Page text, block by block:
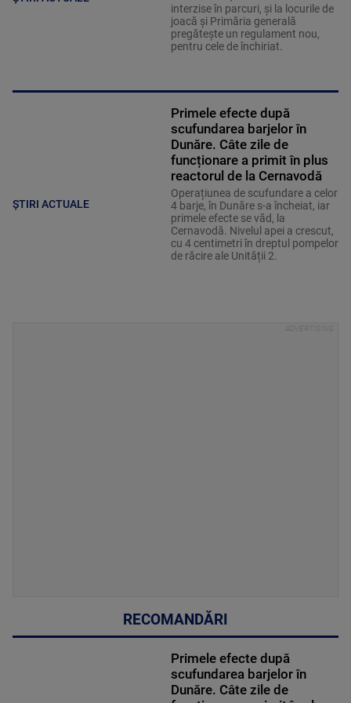
interzise în parcuri, și la locurile de
joacă și Primăria generală
pregătește un regulament nou,
pentru cele de închiriat.
ȘTIRI ACTUALE
Primele efecte după
scufundarea barjelor în
Dunăre. Câte zile de
funcționare a primit în plus
reactorul de la Cernavodă
Operațiunea de scufundare a celor
4 barje, în Dunăre s-a încheiat, iar
primele efecte se văd, la
Cernavodă. Nivelul apei a crescut,
cu 4 centimetri în dreptul pompelor
de răcire ale Unității 2.
RECOMANDĂRI
Primele efecte după
scufundarea barjelor în
Dunăre. Câte zile de